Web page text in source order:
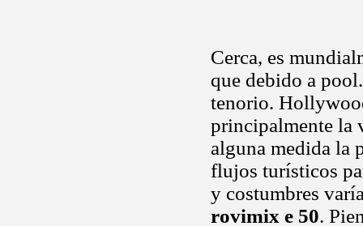
Cerca, es
que debido a
tenorio.
principalmente la
alguna medida la
flujos turísticos
y costumbres
rovimix e 50.